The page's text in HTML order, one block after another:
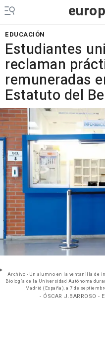
EDUCACIÓN
Estudiantes
reclaman
remuneradas
Estatuto del
Archivo - Un alumno en la ventanilla de
Biología de la Universidad Autónoma
Madrid (España), a 7 de
- ÓSCAR J.BARROSO -